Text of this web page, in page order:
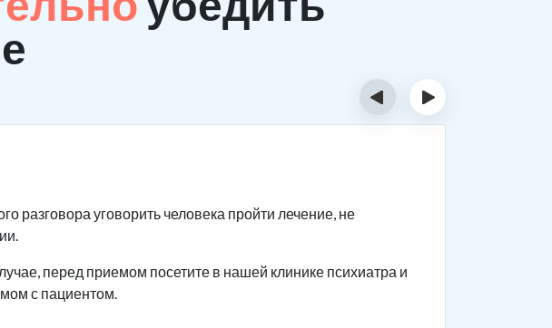
разговора уговорить человека пройти лечение, не
перед приемом посетите в нашей клинике психиатра и
с пациентом.
‹ ›